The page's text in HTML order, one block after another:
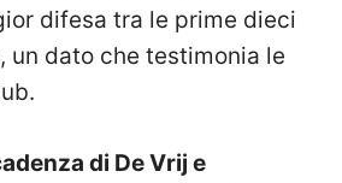
difesa tra le prime dieci
un dato che testimonia le
di De Vrij e